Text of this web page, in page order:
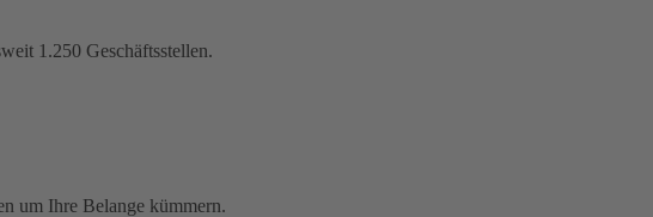
1.250 Geschäftsstellen.
um Ihre Belange kümmern.